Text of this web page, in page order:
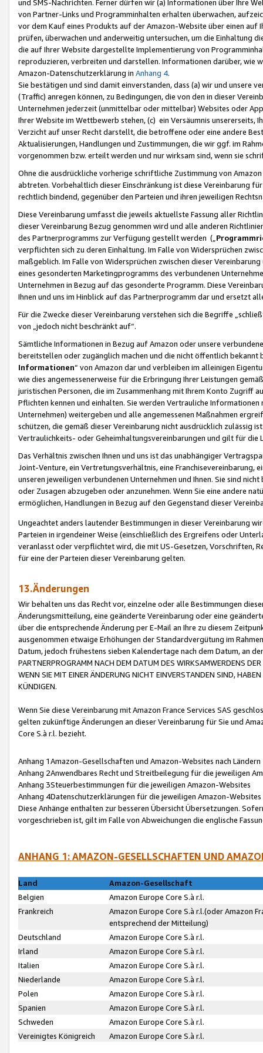
und SMS-Nachrichten. Ferner dürfen wir (a) Informationen über Ihre
von Partner-Links und Programminhalten erhalten überwachen,
vor dem Kauf eines Produkts auf der Amazon-Website über einen
prüfen, überwachen und anderweitig untersuchen, um die Einhaltung
die auf Ihrer Website dargestellte Implementierung von
reproduzieren, verbreiten und darstellen. Informationen darüber, wie
Amazon-Datenschutzerklärung in Anhang 4.
Sie bestätigen und sind damit einverstanden, dass (a) wir und
(Traffic) anregen können, zu Bedingungen, die von den in dieser
Unternehmen jederzeit (unmittelbar oder mittelbar) Websites oder
Ihrer Website im Wettbewerb stehen, (c) ein Versäumnis unsererseits,
Verzicht auf unser Recht darstellt, die betroffene oder eine andere
Aktualisierungen, Handlungen und Zustimmungen, die wir ggf. im
vorgenommen bzw. erteilt werden und nur wirksam sind, wenn sie
Ohne die ausdrückliche vorherige schriftliche Zustimmung von
abtreten. Vorbehaltlich dieser Einschränkung ist diese Vereinbarung
rechtlich bindend, gegenüber den Parteien und ihren jeweiligen
Diese Vereinbarung umfasst die jeweils aktuellste Fassung aller
dieser Vereinbarung Bezug genommen wird und alle anderen
des Partnerprogramms zur Verfügung gestellt werden („
verpflichten sich zu deren Einhaltung. Im Falle von Widersprüchen
maßgeblich. Im Falle von Widersprüchen zwischen dieser
eines gesonderten Marketingprogramms des verbundenen
Unternehmen in Bezug auf das gesonderte Programm. Diese
Ihnen und uns im Hinblick auf das Partnerprogramm dar und ersetzt
Für die Zwecke dieser Vereinbarung verstehen sich die Begriffe
von „jedoch nicht beschränkt auf“.
Sämtliche Informationen in Bezug auf Amazon oder unsere
bereitstellen oder zugänglich machen und die nicht öffentlich
Informationen“ von Amazon dar und verbleiben im alleinigen
wie dies angemessenerweise für die Erbringung Ihrer Leistungen
juristischen Personen, die im Zusammenhang mit Ihrem Konto
Pflichten kennen und einhalten. Sie werden Vertrauliche
Unternehmen) weitergeben und alle angemessenen Maßnahmen
schützen, die gemäß dieser Vereinbarung nicht ausdrücklich zulässig
Vertraulichkeits- oder Geheimhaltungsvereinbarungen und gilt für die
Das Verhältnis zwischen Ihnen und uns ist das unabhängiger
Joint-Venture, ein Vertretungsverhältnis, eine Franchisevereinbarung,
unseren jeweiligen verbundenen Unternehmen und Ihnen. Sie sind
oder Zusagen abzugeben oder anzunehmen. Wenn Sie eine andere
ermöglichen, Handlungen in Bezug auf den Gegenstand dieser
Ungeachtet anders lautender Bestimmungen in dieser Vereinbarung
Parteien in irgendeiner Weise (einschließlich des Ergreifens oder
veranlasst oder verpflichtet wird, die mit US-Gesetzen, Vorschriften,
für eine der Parteien dieser Vereinbarung gelten.
13.Änderungen
Wir behalten uns das Recht vor, einzelne oder alle Bestimmungen
Änderungsmitteilung, eine geänderte Vereinbarung oder eine
über die entsprechende Änderung per E-Mail an Ihre zu diesem
ausgenommen etwaige Erhöhungen der Standardvergütung im
Datum, jedoch frühestens sieben Kalendertage nach dem Datum, an
PARTNERPROGRAMM NACH DEM DATUM DES WIRKSAMWERDENS
WENN SIE MIT EINER ÄNDERUNG NICHT EINVERSTANDEN SIND,
KÜNDIGEN.
Wenn Sie diese Vereinbarung mit Amazon France Services SAS
gelten zukünftige Änderungen an dieser Vereinbarung für Sie und
Core S.à r.l. bezieht.
Anhang 1Amazon-Gesellschaften und Amazon-Websites nach Ländern
Anhang 2Anwendbares Recht und Streitbeilegung für die jeweiligen
Anhang 3Steuerbestimmungen für die jeweiligen Amazon-Websites
Anhang 4Datenschutzerklärungen für die jeweiligen Amazon-Websites
Diese Anhänge enthalten zur besseren Übersicht Übersetzungen.
vorgeschrieben ist, gilt im Falle von Abweichungen die englische
ANHANG 1: AMAZON-GESELLSCHAFTEN UND
Land
Amazon-Gesellschaft
Belgien
Amazon Europe Core S.à r.l.
Frankreich
Amazon Europe Core S.à r.l.(oder Amazon
entsprechend der Mitteilung)
Deutschland
Amazon Europe Core S.à r.l.
Irland
Amazon Europe Core S.à r.l.
Italien
Amazon Europe Core S.à r.l.
Niederlande
Amazon Europe Core S.à r.l.
Polen
Amazon Europe Core S.à r.l.
Spanien
Amazon Europe Core S.à r.l.
Schweden
Amazon Europe Core S.à r.l.
Vereinigtes Königreich
Amazon Europe Core S.à r.l.